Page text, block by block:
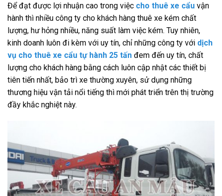
Để đạt được lợi nhuận cao trong việc cho thuê xe cẩu vận
hành thì nhiều công ty cho khách hàng thuê xe kém chất
lượng, hư hỏng nhiều, năng suất làm việc kém. Tuy nhiên,
kinh doanh luôn đi kèm với uy tín, chỉ những công ty với dịch
vụ cho thuê xe cẩu tự hành 25 tấn đem đến uy tín, chất
lượng cho khách hàng bằng cách luôn cập nhật các thiết bị
tiên tiến nhất, bảo trì xe thường xuyên, sử dụng những
thương hiệu vận tải nổi tiếng thì mới phát triển trên thị trường
đầy khắc nghiệt này.